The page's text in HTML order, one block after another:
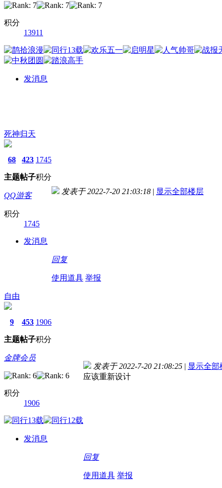
积分
13911
发消息
死神归天
68
主题
423
帖子
1745
积分
QQ游客
积分
1745
发消息
发表于 2022-7-20 21:03:18 | 显示全部楼层
回复
使用道具 举报
自由
9
主题
453
帖子
1906
积分
金牌会员
积分
1906
发消息
发表于 2022-7-20 21:08:25 | 显示全部
应该重新设计
回复
使用道具 举报